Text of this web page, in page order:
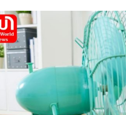
o
o
d
a
n
e
m
a
i